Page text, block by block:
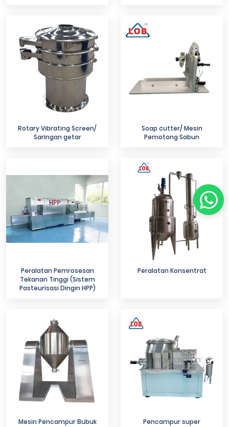
Rotary Vibrating Screen/
Saringan getar
Soap cutter/ Mesin
Pemotong Sabun
Peralatan Pemrosesan
Tekanan Tinggi (Sistem
Pasteurisasi Dingin HPP)
Peralatan Konsentrat
Mesin Pencampur Bubuk Pencampur super